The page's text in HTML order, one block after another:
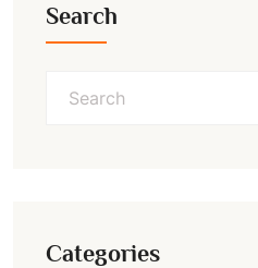
Search
Categories